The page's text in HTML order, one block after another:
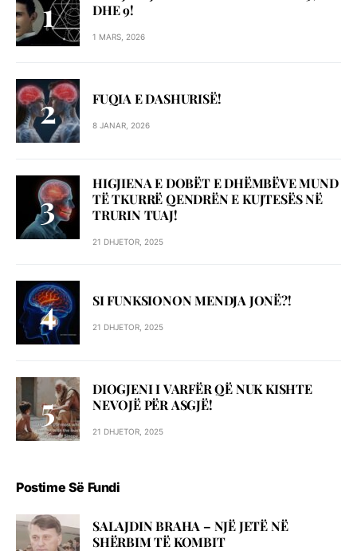
DHE 9!
1 MARS, 2026
FUQIA E DASHURISË!
8 JANAR, 2026
HIGJIENA E DOBËT E DHËMBËVE MUND
TË TKURRË QENDRËN E KUJTESËS NË
TRURIN TUAJ!
21 DHJETOR, 2025
SI FUNKSIONON MENDJA JONË?!
21 DHJETOR, 2025
DIOGJENI I VARFËR QË NUK KISHTE
NEVOJË PËR ASGJË!
21 DHJETOR, 2025
Postime Së Fundi
SALAJDIN BRAHA – NJЁ JETЁ NЁ
SHЁRBIM TЁ KOMBIT